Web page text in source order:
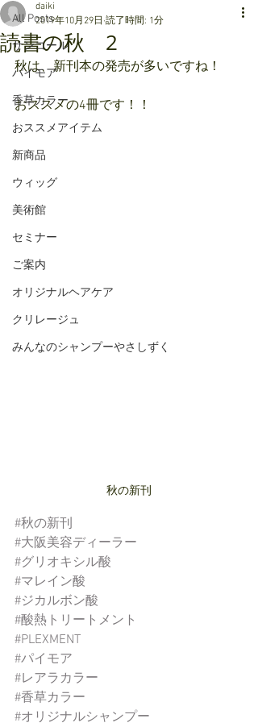
All Posts
サンコール
パイモア
香草カラー
おススメアイテム
新商品
ウィッグ
美術館
セミナー
ご案内
オリジナルヘアケア
クリレージュ
みんなのシャンプーやさしずく
読書の秋 2
daiki
2019年10月29日 読了時間: 1分
秋は、新刊本の発売が多いですね！
おススメの4冊です！！
秋の新刊
#秋の新刊
#大阪美容ディーラー
#グリオキシル酸
#マレイン酸
#ジカルボン酸
#酸熱トリートメント
#PLEXMENT
#パイモア
#レアラカラー
#香草カラー
#オリジナルシャンプー